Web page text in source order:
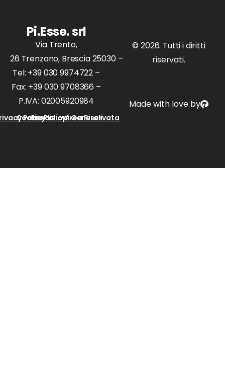
Pi.Esse. srl
Via Trento,
26 Trenzano, Brescia 25030–
Tel: +39 030 9974722 –
Fax: +39 030 9708366 –
P.IVA: 02005920984
Policy
Cookie Policy
Condizioni Generali
Area Riservata
© 2026. Tutti i diritti
riservati.
Made with love by